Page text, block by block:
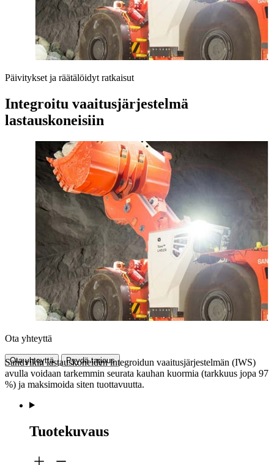
Päivitykset ja räätälöidyt ratkaisut
Integroitu vaaitusjärjestelmä
lastauskoneisiin
Ota yhteyttä
Ota yhteyttä Pyydä tarjous
Sandvikin lastauskoneiden integroidun vaaitusjärjestelmän (IWS)
avulla voidaan tarkemmin seurata kauhan kuormia (tarkkuus jopa 97
%) ja maksimoida siten tuottavuutta.
Tuotekuvaus